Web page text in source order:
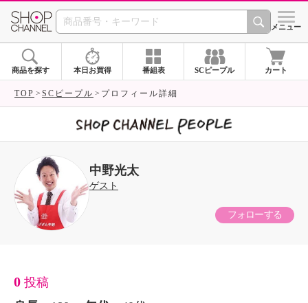
SHOP CHANNEL シメニュー
商品を探す 本日お買得 番組表 SCピープル カート
TOP SCピープル プロフィール詳細
中野光太
ゲスト
フォローする
0 投稿